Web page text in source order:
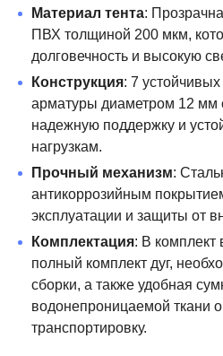
Материал тента:
ПВХ толщиной 200 мкм,
долговечность и высокую
Конструкция: 7
арматуры диаметром 12 мм
надежную поддержку и
нагрузкам.
Прочный механизм:
антикоррозийным
эксплуатации и защиты от
Комплектация: В комплект
полный комплект дуг,
сборки, а также удобная
водонепроницаемой ткани
транспортировку.